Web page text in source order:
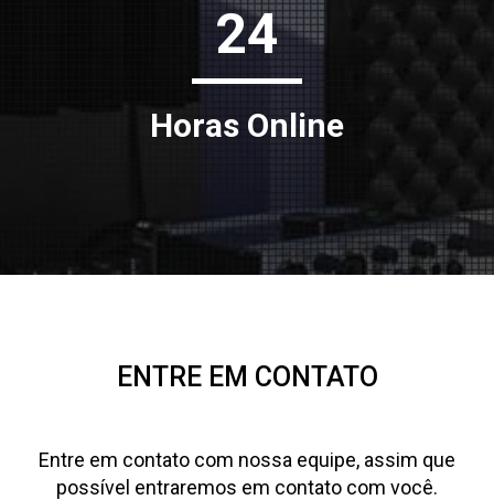
24
Horas Online
ENTRE EM CONTATO
Entre em contato com nossa equipe, assim que
possível entraremos em contato com você.